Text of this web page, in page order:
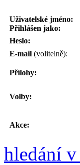
Uživatelské jméno:
Přihlášen jako:
Heslo:
E-mail (volitelně):
Přílohy:
Volby:
Akce:
hledání